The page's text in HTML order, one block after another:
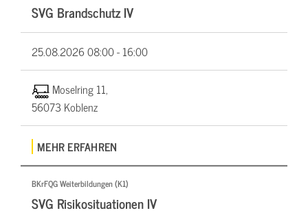
SVG Brandschutz IV
25.08.202608:00 - 16:00
Moselring 11,
56073 Koblenz
MEHR ERFAHREN
BKrFQG Weiterbildungen (K1)
SVG Risikosituationen IV